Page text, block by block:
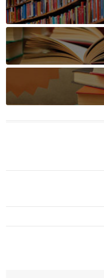
الهندسية التي ارتبطت
ومصر خاصة، حيث يحرص
الواجهات